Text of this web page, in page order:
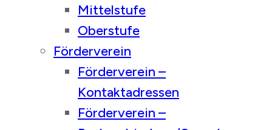
Mittelstufe
Oberstufe
Förderverein
Förderverein –
Kontaktadressen
Förderverein –